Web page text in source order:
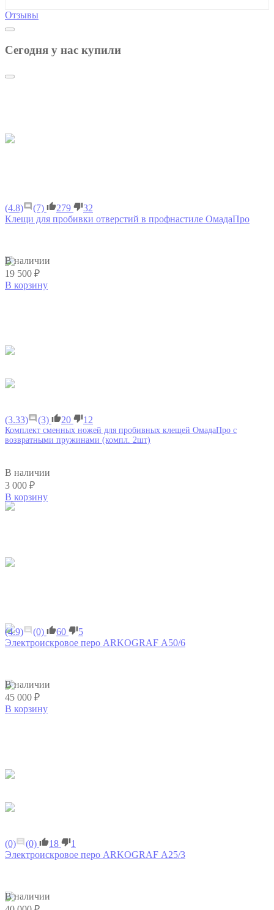
Отзывы
Сегодня у нас купили
(4.8) (7) 279
32
Клещи для пробивки отверстий в профнастиле ОмадаПро
В наличии
19 500 ₽
В корзину
(3.33) (3) 20 12
Комплект сменных ножей для пробивных клещей ОмадаПро с
возвратными пружинами (компл. 2шт)
В наличии
3 000 ₽
В корзину
(4.9) (0) 60
5
Электроискровое перо ARKOGRAF А50/6
В наличии
45 000 ₽
В корзину
(0) (0) 18
1
Электроискровое перо ARKOGRAF А25/3
В наличии